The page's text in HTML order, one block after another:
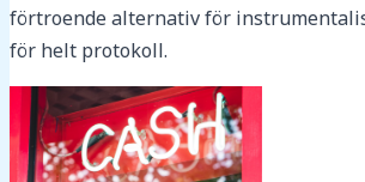
förtroende alternativ för
för helt protokoll.